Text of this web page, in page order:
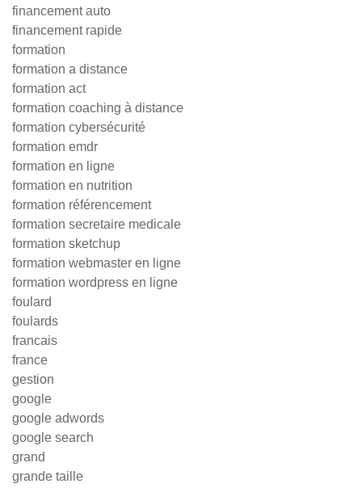
financement auto
financement rapide
formation
formation a distance
formation act
formation coaching à distance
formation cybersécurité
formation emdr
formation en ligne
formation en nutrition
formation référencement
formation secretaire medicale
formation sketchup
formation webmaster en ligne
formation wordpress en ligne
foulard
foulards
francais
france
gestion
google
google adwords
google search
grand
grande taille